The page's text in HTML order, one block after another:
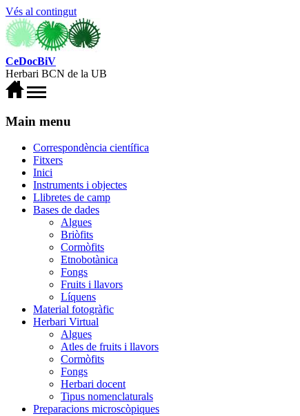
Vés al contingut
CeDocBiV
Herbari BCN de la UB
Main menu
Correspondència científica
Fitxers
Inici
Instruments i objectes
Llibretes de camp
Bases de dades
Algues
Briòfits
Cormòfits
Etnobotànica
Fongs
Fruits i llavors
Líquens
Material fotogràfic
Herbari Virtual
Algues
Atles de fruits i llavors
Cormòfits
Fongs
Herbari docent
Tipus nomenclaturals
Preparacions microscòpiques